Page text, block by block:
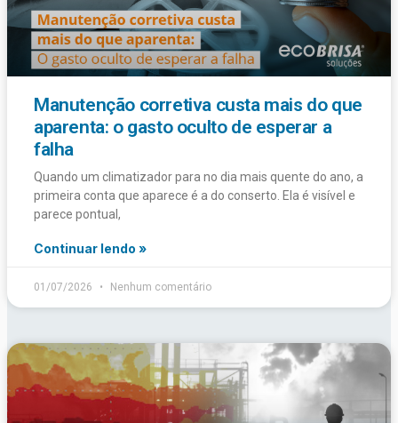
Manutenção corretiva custa mais do que
aparenta: o gasto oculto de esperar a
falha
Quando um climatizador para no dia mais quente do ano, a
primeira conta que aparece é a do conserto. Ela é visível e
parece pontual,
Continuar lendo »
01/07/2026 Nenhum comentário